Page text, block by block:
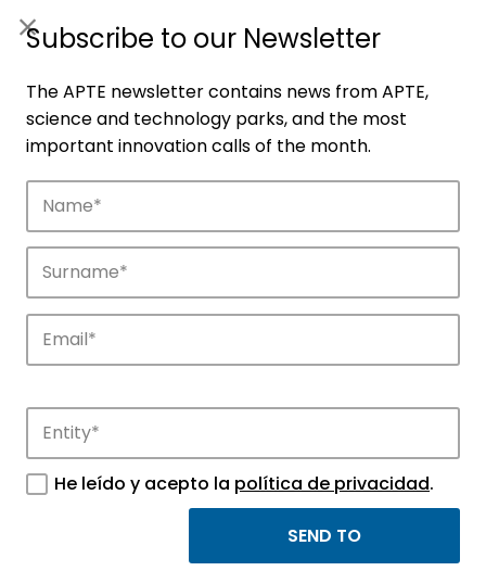
Companies
Discover the companies that drive
HARAT SOLUTIONS SL
Subscribe to our Newsletter
The APTE newsletter contains news from APTE,
science and technology parks, and the most
important innovation calls of the month.
He leído y acepto la política de privacidad.